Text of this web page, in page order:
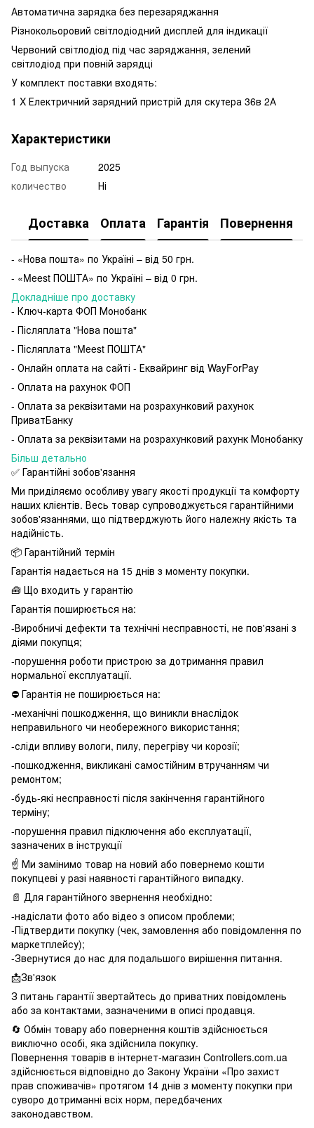
Автоматична зарядка без перезаряджання
Різнокольоровий світлодіодний дисплей для індикації
Червоний світлодіод під час заряджання, зелений
світлодіод при повній зарядці
У комплект поставки входять:
1 X Електричний зарядний пристрій для скутера 36в 2А
Характеристики
Год выпуска
2025
количество
Ні
Доставка Оплата Гарантія Повернення
- «Нова пошта» по Україні – від 50 грн.
- «Meest ПОШТА» по Україні – від 0 грн.
Докладніше про доставку
- Ключ-карта ФОП Монобанк
- Післяплата "Нова пошта"
- Післяплата "Meest ПОШТА"
- Онлайн оплата на сайті - Еквайринг від WayForPay
- Оплата на рахунок ФОП
- Оплата за реквізитами на розрахунковий рахунок
ПриватБанку
- Оплата за реквізитами на розрахунковий рахунк Монобанку
Більш детально
✅ Гарантійні зобов'язання
Ми приділяємо особливу увагу якості продукції та комфорту
наших клієнтів. Весь товар супроводжується гарантійними
зобов'язаннями, що підтверджують його належну якість та
надійність.
📦 Гарантійний термін
Гарантія надається на 15 днів з моменту покупки.
🧰 Що входить у гарантію
Гарантія поширюється на:
-Виробничі дефекти та технічні несправності, не пов'язані з
діями покупця;
-порушення роботи пристрою за дотримання правил
нормальної експлуатації.
⛔️ Гарантія не поширюється на:
-механічні пошкодження, що виникли внаслідок
неправильного чи необережного використання;
-сліди впливу вологи, пилу, перегріву чи корозії;
-пошкодження, викликані самостійним втручанням чи
ремонтом;
-будь-які несправності після закінчення гарантійного
терміну;
-порушення правил підключення або експлуатації,
зазначених в інструкції
☝️ Ми замінимо товар на новий або повернемо кошти
покупцеві у разі наявності гарантійного випадку.
📄 Для гарантійного звернення необхідно:
-надіслати фото або відео з описом проблеми;
-Підтвердити покупку (чек, замовлення або повідомлення по
маркетплейсу);
-Звернутися до нас для подальшого вирішення питання.
📩Зв'язок
З питань гарантії звертайтесь до приватних повідомлень
або за контактами, зазначеними в описі продавця.
🔄 Обмін товару або повернення коштів здійснюється
виключно особі, яка здійснила покупку.
Повернення товарів в інтернет-магазин Controllers.com.ua
здійснюється відповідно до Закону України «Про захист
прав споживачів» протягом 14 днів з моменту покупки при
суворо дотриманні всіх норм, передбачених
законодавством.